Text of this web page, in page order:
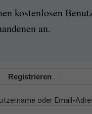
kostenlosen
an.
Registrieren
oder Email-